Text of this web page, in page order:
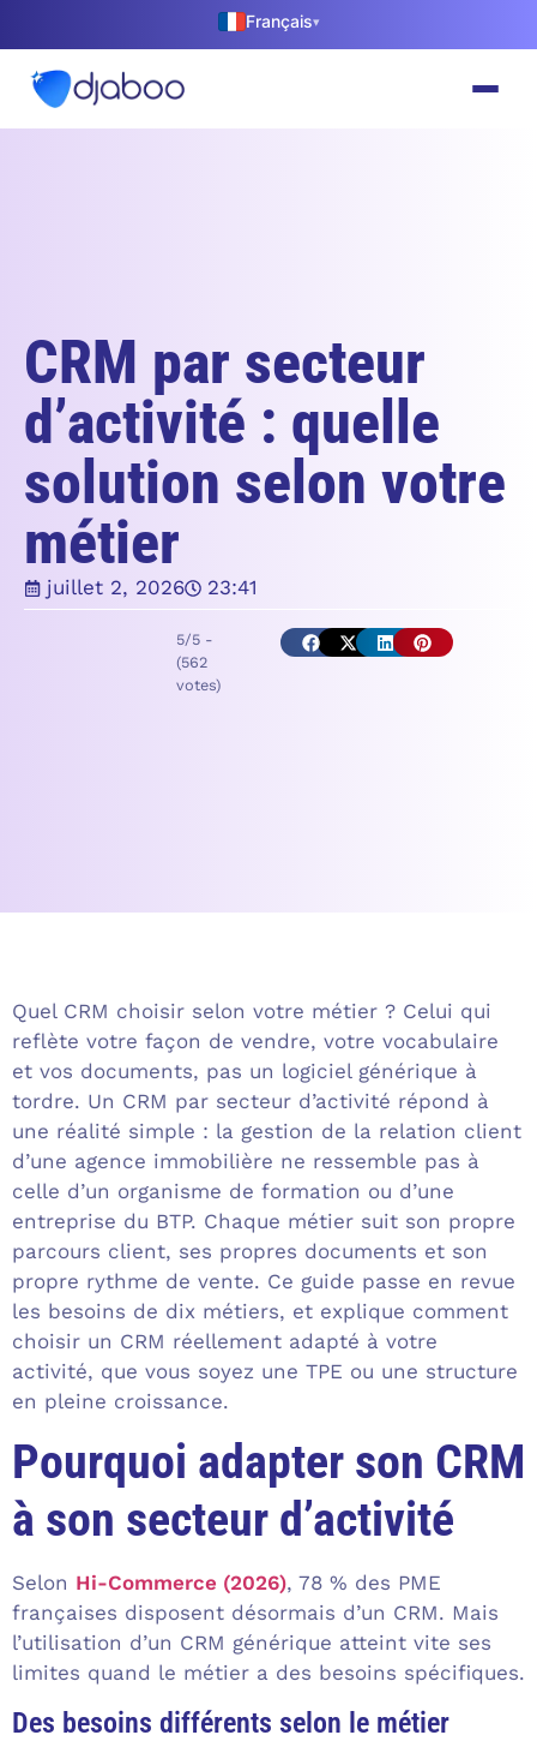
Français▾
CRM par secteur
d’activité : quelle
solution selon votre
métier
juillet 2, 2026 23:41
5/5 -
(562
votes)
Quel CRM choisir selon votre métier ? Celui qui
reflète votre façon de vendre, votre vocabulaire
et vos documents, pas un logiciel générique à
tordre. Un CRM par secteur d’activité répond à
une réalité simple : la gestion de la relation client
d’une agence immobilière ne ressemble pas à
celle d’un organisme de formation ou d’une
entreprise du BTP. Chaque métier suit son propre
parcours client, ses propres documents et son
propre rythme de vente. Ce guide passe en revue
les besoins de dix métiers, et explique comment
choisir un CRM réellement adapté à votre
activité, que vous soyez une TPE ou une structure
en pleine croissance.
Pourquoi adapter son CRM
à son secteur d’activité
Selon Hi-Commerce (2026), 78 % des PME
françaises disposent désormais d’un CRM. Mais
l’utilisation d’un CRM générique atteint vite ses
limites quand le métier a des besoins spécifiques.
Des besoins différents selon le métier